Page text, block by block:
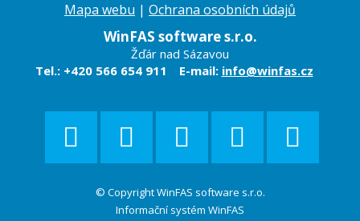
Mapa webu | Ochrana osobních údajů
WinFAS software s.r.o.
Žďár nad Sázavou
Tel.: +420 566 654 911
E-mail: info@winfas.cz
© Copyright WinFAS software s.r.o.
Informační systém WinFAS